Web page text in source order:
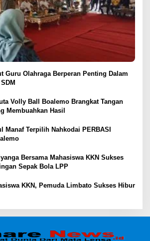
Guru Olahraga Berperan Penting Dalam
Volly Ball Boalemo Brangkat Tangan
Membuahkan Hasil
Manaf Terpilih Nahkodai PERBASI
Bersama Mahasiswa KKN Sukses
Sepak Bola LPP
KKN, Pemuda Limbato Sukses Hibur